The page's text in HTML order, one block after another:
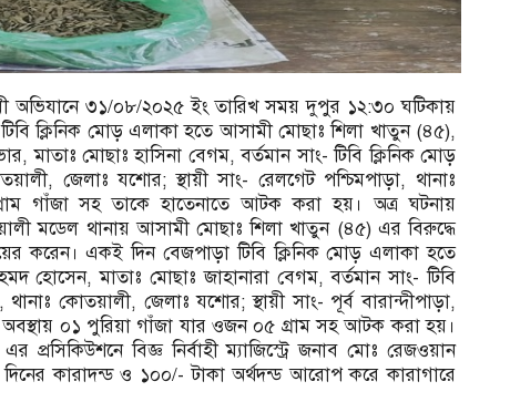
অভিযানে ৩১/০৮/২০২৫ ইং তারিখ সময় দুপুর ১২:৩০ ঘটিকায়
ক্লিনিক মোড় এলাকা হতে আসামী মোছাঃ শিলা খাতুন (৪৫),
মাতাঃ মোছাঃ হাসিনা বেগম, বর্তমান সাং- টিবি ক্লিনিক মোড়
জেলাঃ যশোর; স্থায়ী সাং- রেলগেট পশ্চিমপাড়া, থানাঃ
গাঁজা সহ তাকে হাতেনাতে আটক করা হয়। অত্র ঘটনায়
মডেল থানায় আসামী মোছাঃ শিলা খাতুন (৪৫) এর বিরুদ্ধে
করেন। একই দিন বেজপাড়া টিবি ক্লিনিক মোড় এলাকা হতে
মাতাঃ মোছাঃ জাহানারা বেগম, বর্তমান সাং- টিবি
কোতয়ালী, জেলাঃ যশোর; স্থায়ী সাং- পূর্ব বারান্দীপাড়া,
০১ পুরিয়া গাঁজা যার ওজন ০৫ গ্রাম সহ আটক করা হয়।
বিজ্ঞ নির্বাহী ম্যাজিস্ট্রে জনাব মোঃ রেজওয়ান
কারাদন্ড ও ১০০/- টাকা অর্থদন্ড আরোপ করে কারাগারে